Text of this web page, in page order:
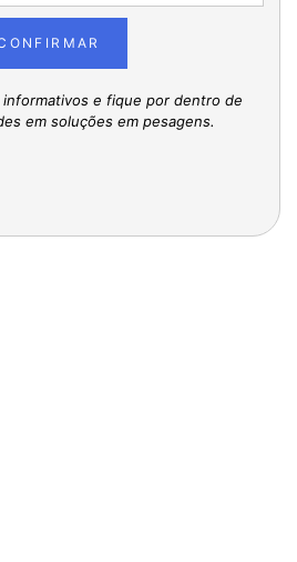
e fique por dentro de
em soluções em pesagens.